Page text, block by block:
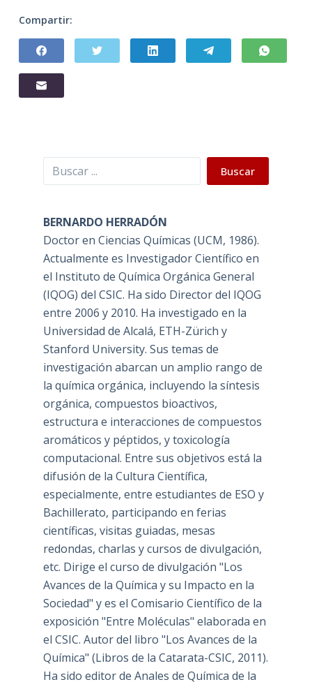
Compartir:
Buscar Buscar
BERNARDO HERRADÓN
Doctor en Ciencias Químicas (UCM, 1986).
Actualmente es Investigador Científico en
el Instituto de Química Orgánica General
(IQOG) del CSIC. Ha sido Director del IQOG
entre 2006 y 2010. Ha investigado en la
Universidad de Alcalá, ETH-Zürich y
Stanford University. Sus temas de
investigación abarcan un amplio rango de
la química orgánica, incluyendo la síntesis
orgánica, compuestos bioactivos,
estructura e interacciones de compuestos
aromáticos y péptidos, y toxicología
computacional. Entre sus objetivos está la
difusión de la Cultura Científica,
especialmente, entre estudiantes de ESO y
Bachillerato, participando en ferias
científicas, visitas guiadas, mesas
redondas, charlas y cursos de divulgación,
etc. Dirige el curso de divulgación "Los
Avances de la Química y su Impacto en la
Sociedad" y es el Comisario Científico de la
exposición "Entre Moléculas" elaborada en
el CSIC. Autor del libro "Los Avances de la
Química" (Libros de la Catarata-CSIC, 2011).
Ha sido editor de Anales de Química de la